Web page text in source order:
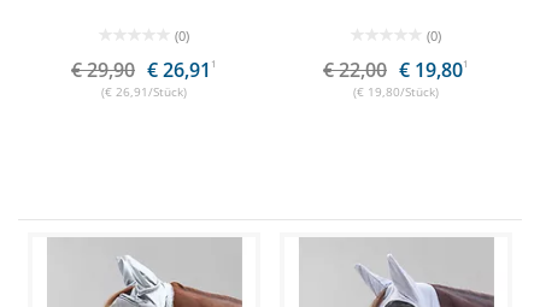
(0)
€ 29,90 € 26,91 1
(€ 26,91/Stück)
(0)
€ 22,00 € 19,801
(€ 19,80/Stück)